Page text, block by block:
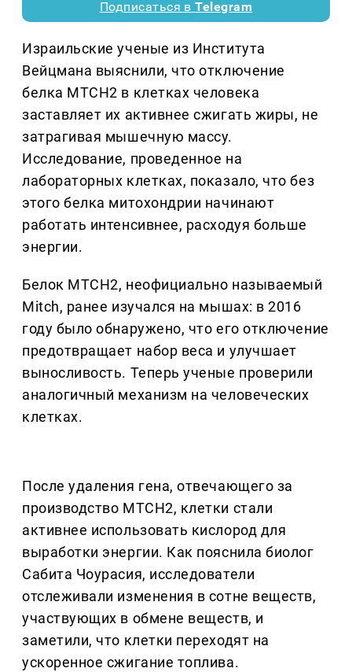
Подписаться вTelegram
Израильские ученые из Института
Вейцмана выяснили, что отключение
белка MTCH2 в клетках человека
заставляет их активнее сжигать жиры, не
затрагивая мышечную массу.
Исследование, проведенное на
лабораторных клетках, показало, что без
этого белка митохондрии начинают
работать интенсивнее, расходуя больше
энергии.
Белок MTCH2, неофициально называемый
Mitch, ранее изучался на мышах: в 2016
году было обнаружено, что его отключение
предотвращает набор веса и улучшает
выносливость. Теперь ученые проверили
аналогичный механизм на человеческих
клетках.
После удаления гена, отвечающего за
производство MTCH2, клетки стали
активнее использовать кислород для
выработки энергии. Как пояснила биолог
Сабита Чоурасия, исследователи
отслеживали изменения в сотне веществ,
участвующих в обмене веществ, и
заметили, что клетки переходят на
ускоренное сжигание топлива.